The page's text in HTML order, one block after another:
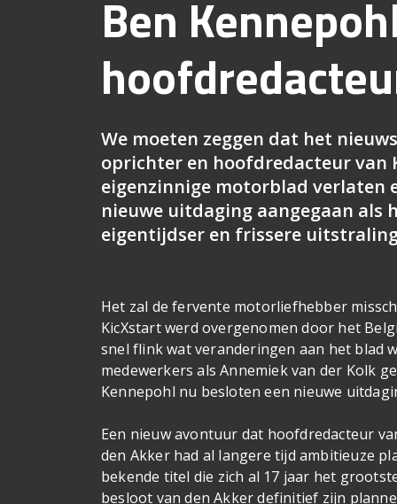
Ben
We moeten zeggen dat het
oprichter en hoofdredacteur van
eigenzinnige motorblad verlaten
nieuwe uitdaging aangegaan als
eigentijdser en frissere
Het zal de fervente motorliefhebber
KicXstart werd overgenomen door het
snel flink wat veranderingen aan het blad
medewerkers als Annemiek van der Kolk
Kennepohl nu besloten een nieuwe
Een nieuw avontuur dat hoofdredacteur
den Akker had al langere tijd ambitieuze
bekende titel die zich al 17 jaar het
besloot van den Akker definitief zijn